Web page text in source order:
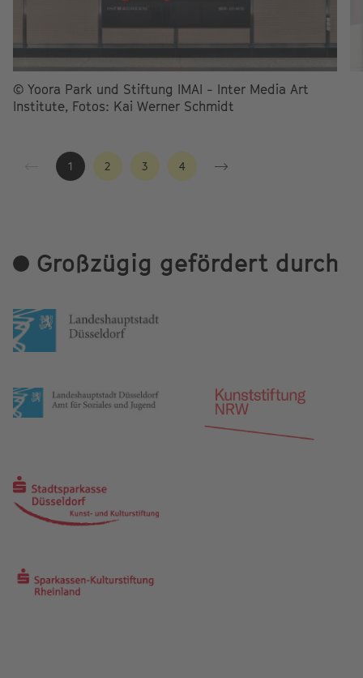
© Yoora Park und Stiftung IMAI - Inter Media Art
Institute, Fotos: Kai Werner Schmidt
1 2 3 4
Großzügig gefördert durch